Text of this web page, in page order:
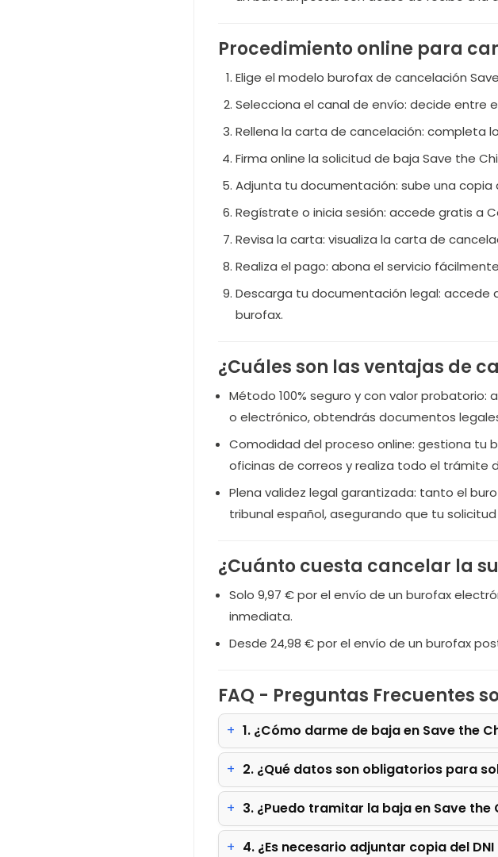
Procedimiento online para
Elige el modelo burofax de cancelación
Selecciona el canal de envío: decide entre
Rellena la carta de cancelación: completa
Firma online la solicitud de baja Save the
Adjunta tu documentación: sube una copia
Regístrate o inicia sesión: accede gratis a
Revisa la carta: visualiza la carta de
Realiza el pago: abona el servicio
Descarga tu documentación legal: accede
burofax.
¿Cuáles son las ventajas de
Método 100% seguro y con valor
o electrónico, obtendrás documentos
Comodidad del proceso online: gestiona tu
oficinas de correos y realiza todo el trámite
Plena validez legal garantizada: tanto el
tribunal español, asegurando que tu
¿Cuánto cuesta cancelar la
Solo 9,97 € por el envío de un burofax
inmediata.
Desde 24,98 € por el envío de un burofax
FAQ - Preguntas Frecuentes
1. ¿Cómo darme de baja en Save the
2. ¿Qué datos son obligatorios para
3. ¿Puedo tramitar la baja en Save the
4. ¿Es necesario adjuntar copia del